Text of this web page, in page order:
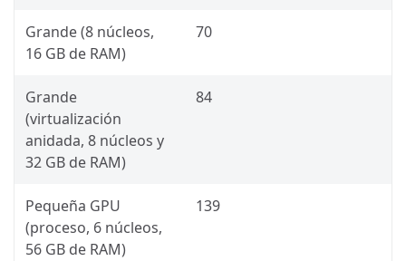
Grande (8 núcleos,
16 GB de RAM)
70
Grande
(virtualización
anidada, 8 núcleos y
32 GB de RAM)
84
Pequeña GPU
(proceso, 6 núcleos,
56 GB de RAM)
139